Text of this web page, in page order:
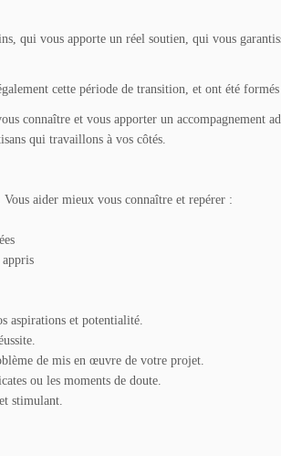
qui vous apporte un réel soutien, qui vous
cette période de transition, et ont été
connaître et vous apporter un accompagnement
qui travaillons à vos côtés.
aider mieux vous connaître et repérer :
aspirations et potentialité.
de mis en œuvre de votre projet.
ou les moments de doute.
stimulant.